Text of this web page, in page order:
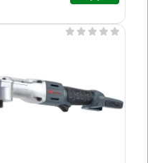
    